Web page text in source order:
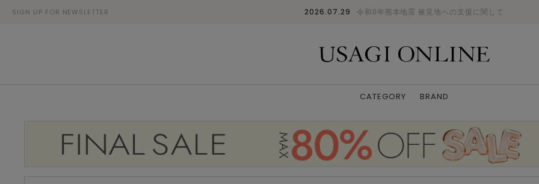
SIGN UP FOR NEWSLETTER 2026.07.29 令和8年熊本地震 被災地への支援に関して
CATEGORY BRAND